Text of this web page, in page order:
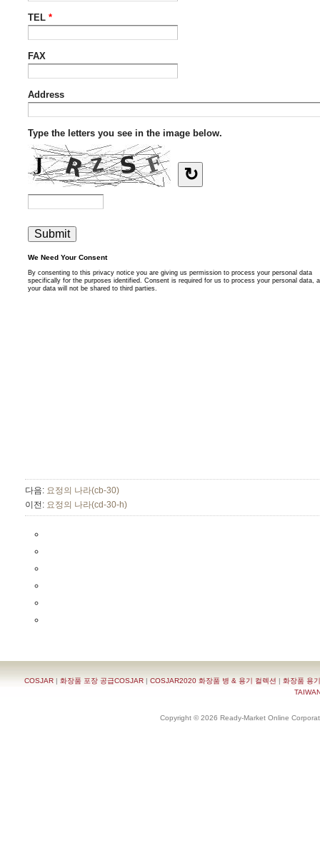
다음: 요정의 나라(cb-30)
이전: 요정의 나라(cd-30-h)
COSJAR | 화장품 포장 공급COSJAR | COSJAR2020 화장품 병 & 용기 컬렉션 | 화장품 용
Copyright © 2026 Ready-Market Online